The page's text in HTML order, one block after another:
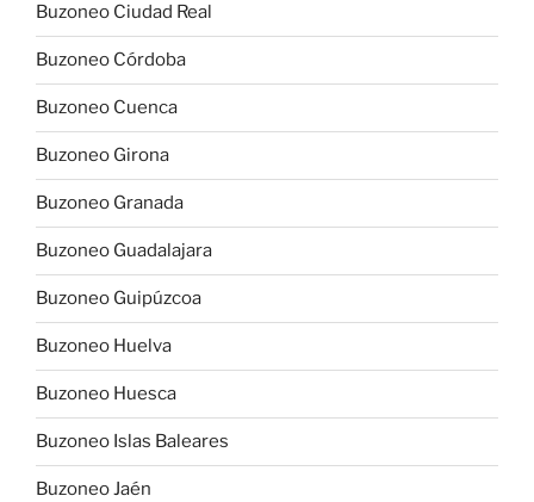
Buzoneo Ciudad Real
Buzoneo Córdoba
Buzoneo Cuenca
Buzoneo Girona
Buzoneo Granada
Buzoneo Guadalajara
Buzoneo Guipúzcoa
Buzoneo Huelva
Buzoneo Huesca
Buzoneo Islas Baleares
Buzoneo Jaén